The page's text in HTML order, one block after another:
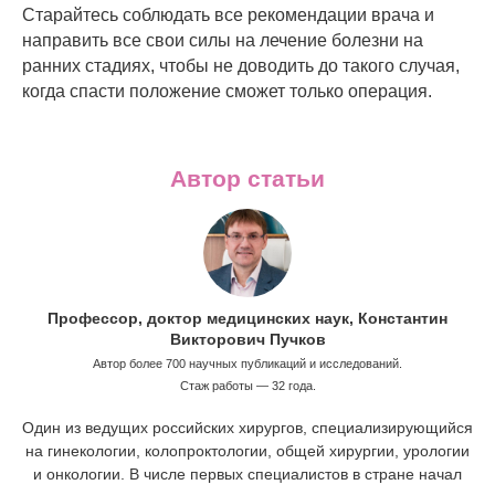
Старайтесь соблюдать все рекомендации врача и
направить все свои силы на лечение болезни на
ранних стадиях, чтобы не доводить до такого случая,
когда спасти положение сможет только операция.
Автор статьи
Профессор, доктор медицинских наук, Константин
Викторович Пучков
Автор более 700 научных публикаций и исследований.
Стаж работы — 32 года.
Один из ведущих российских хирургов, специализирующийся
на гинекологии, колопроктологии, общей хирургии, урологии
и онкологии. В числе первых специалистов в стране начал